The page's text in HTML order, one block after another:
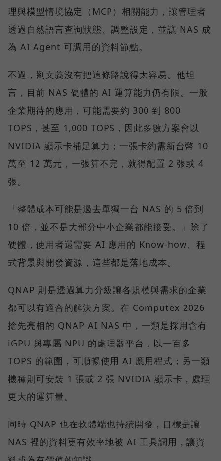
理與模型情境協定（MCP）相關能力，讓管理者
透過自然語言查詢狀態、調整設定，並讓 NAS 成
為 AI Agent 可調用的資料節點。
不過，劉文義沒有把這條路說得太容易。他坦
言，目前 NAS 硬體的 AI 運算能力仍有限。一般
企業期待的應用，可能需要約 300 到 800
TOPS，甚至 1,000 TOPS，因此多數方案會以
NVIDIA 顯示卡補足算力；一張卡約需新台幣 10
萬至 12 萬元，一張算不完，就得配置 2 張或 4
張。
「整體成本可能是過去單獨一台 NAS 的 5 倍到
10 倍，並不是大部分中小企業都能接受。」除了
硬體，使用者還需要 AI 應用的 Know-how、程
式背景與開發資源，這些都是落地成本。
QNAP 則是透過算力分級讓各規模與需求的企業
都可以有適合的解決方案。在 Computex 2026
搶先亮相的 QNAP AI NAS 中，一類是採用含有
iGPU 與專屬 NPU 的處理器平台，以一百多
TOPS 的範圍，可順暢使用 AI 應用程式；另一類
機種則可安裝 1 張或 2 張 NVIDIA 顯示卡，處理
更大的運算量。
同時 QNAP 也在軟體端也持續開發，目標是讓
NAS 裡的資料更有效率地被 AI 工具調用，讓資